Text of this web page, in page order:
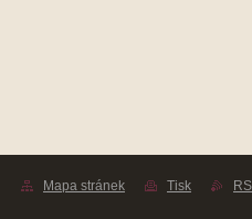
Mapa stránek Tisk